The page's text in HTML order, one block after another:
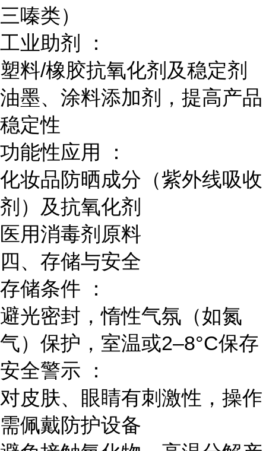
三嗪类）
工业助剂 ：
塑料/橡胶抗氧化剂及稳定剂
油墨、涂料添加剂，提高产品
稳定性
功能性应用 ：
化妆品防晒成分（紫外线吸收
剂）及抗氧化剂
医用消毒剂原料
四、存储与安全
存储条件 ：
避光密封，惰性气氛（如氮
气）保护，室温或2–8°C保存
安全警示 ：
对皮肤、眼睛有刺激性，操作
需佩戴防护设备